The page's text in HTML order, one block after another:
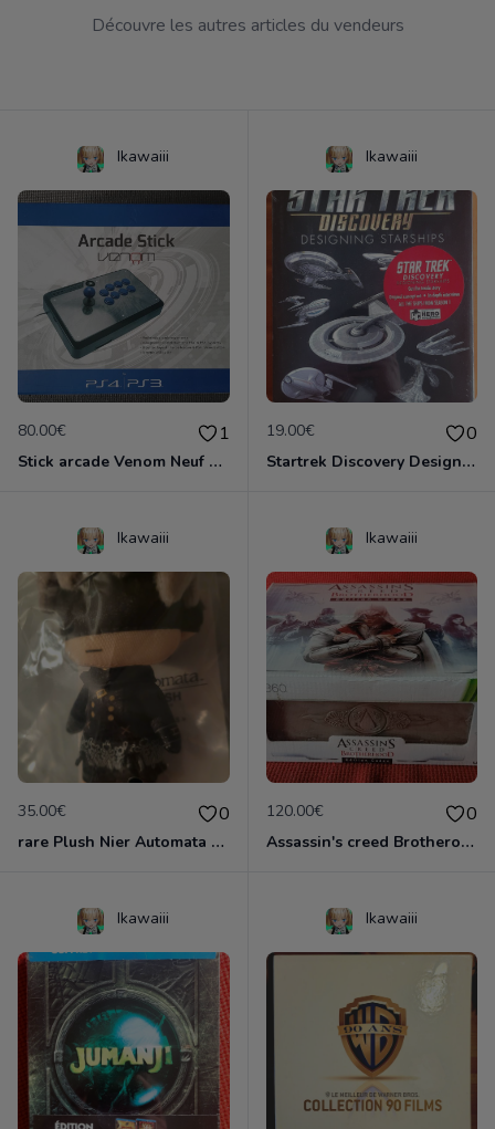
Découvre les autres articles du vendeurs
Ikawaiii
80.00€ 1
Stick arcade Venom Neuf scellé (100% moddable)
Ikawaiii
19.00€ 0
Startrek Discovery Designing Starships Neuf emballé
Ikawaiii
35.00€ 0
rare Plush Nier Automata YoRHa No. 9 Type S
Ikawaiii
120.00€ 0
Assassin's creed Brotherood CODEX édition Neuf
Ikawaiii Ikawaiii